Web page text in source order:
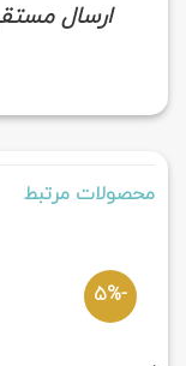
ارسال
محصولات مرتبط
-5%